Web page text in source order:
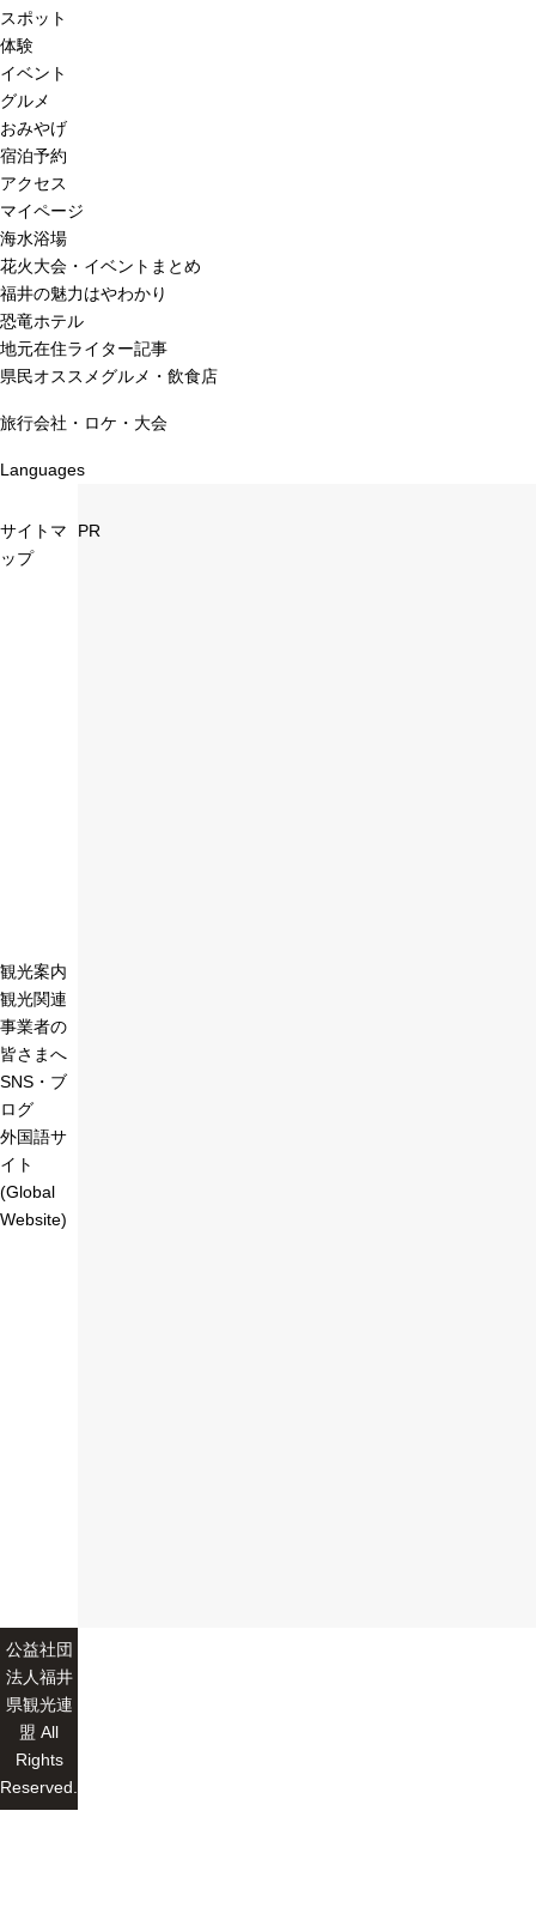
スポット
体験
イベント
グルメ
おみやげ
宿泊予約
アクセス
マイページ
海水浴場
花火大会・イベントまとめ
福井の魅力はやわかり
恐竜ホテル
地元在住ライター記事
県民オススメグルメ・飲食店
旅行会社・ロケ・大会
Languages
サイトマ
ップ
観光案内
観光関連
事業者の
皆さまへ
SNS・ブ
ログ
外国語サ
イト
(Global
Website)
PR
公益社団
法人福井
県観光連
盟 All
Rights
Reserved.